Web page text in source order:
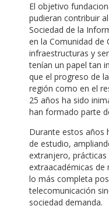
El objetivo
pudieran contribuir
Sociedad de la
en la Comunidad de
infraestructuras y
tenían un papel tan
que el progreso de
región como en el
25 años ha sido
han formado parte
Durante estos años
de estudio,
extranjero,
extraacadémicas
lo más completa
telecomunicación
sociedad demanda.